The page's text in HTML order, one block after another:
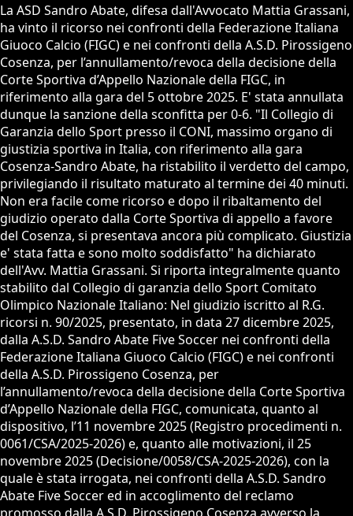
La ASD Sandro Abate, difesa dall'Avvocato Mattia Grassani,
ha vinto il ricorso nei confronti della Federazione Italiana
Giuoco Calcio (FIGC) e nei confronti della A.S.D. Pirossigeno
Cosenza, per l’annullamento/revoca della decisione della
Corte Sportiva d’Appello Nazionale della FIGC, in
riferimento alla gara del 5 ottobre 2025. E' stata annullata
dunque la sanzione della sconfitta per 0-6. "Il Collegio di
Garanzia dello Sport presso il CONI, massimo organo di
giustizia sportiva in Italia, con riferimento alla gara
Cosenza-Sandro Abate, ha ristabilito il verdetto del campo,
privilegiando il risultato maturato al termine dei 40 minuti.
Non era facile come ricorso e dopo il ribaltamento del
giudizio operato dalla Corte Sportiva di appello a favore
del Cosenza, si presentava ancora più complicato. Giustizia
e' stata fatta e sono molto soddisfatto" ha dichiarato
dell'Avv. Mattia Grassani. Si riporta integralmente quanto
stabilito dal Collegio di garanzia dello Sport Comitato
Olimpico Nazionale Italiano: Nel giudizio iscritto al R.G.
ricorsi n. 90/2025, presentato, in data 27 dicembre 2025,
dalla A.S.D. Sandro Abate Five Soccer nei confronti della
Federazione Italiana Giuoco Calcio (FIGC) e nei confronti
della A.S.D. Pirossigeno Cosenza, per
l’annullamento/revoca della decisione della Corte Sportiva
d’Appello Nazionale della FIGC, comunicata, quanto al
dispositivo, l’11 novembre 2025 (Registro procedimenti n.
0061/CSA/2025-2026) e, quanto alle motivazioni, il 25
novembre 2025 (Decisione/0058/CSA-2025-2026), con la
quale è stata irrogata, nei confronti della A.S.D. Sandro
Abate Five Soccer ed in accoglimento del reclamo